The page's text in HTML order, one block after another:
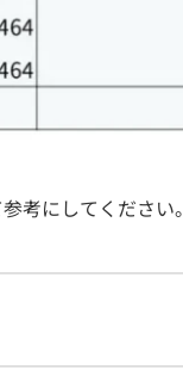
考にしてください。